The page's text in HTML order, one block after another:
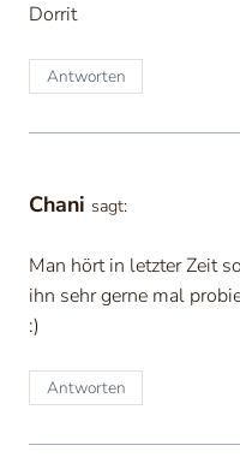
Dorrit
Antworten
Chani sagt:
Man hört in letzter Zeit
ihn sehr gerne mal
:)
Antworten